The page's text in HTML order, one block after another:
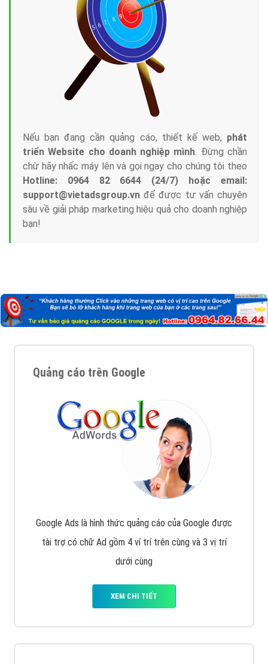
Nếu bạn đang cần quảng cáo, thiết kế web, phát
triển Website cho doanh nghiệp mình. Đừng chần
chừ hãy nhấc máy lên và gọi ngay cho chúng tôi theo
Hotline: 0964 82 6644 (24/7) hoặc email:
support@vietadsgroup.vn để được tư vấn chuyên
sâu về giải pháp marketing hiệu quả cho doanh nghiệp
bạn!
Quảng cáo trên Google
Google Ads là hình thức quảng cáo của Google được
tài trợ có chữ Ad gồm 4 ví trí trên cùng và 3 vị trí
dưới cùng
XEM CHI TIẾT